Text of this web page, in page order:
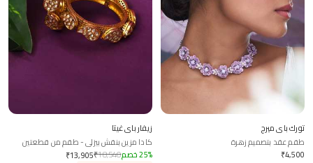
تورك باي ميرج
طقم عقد بتصميم زهرة
₹4,500
زيفار باي غيتا
كادا مزين بنقش بيزلي - طقم من قطعتين
₹13,905₹18,540 25% خصم